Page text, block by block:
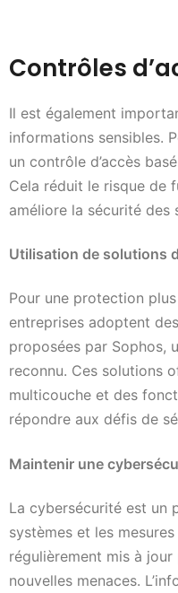
Contrôles
Il est également
informations sensibles.
un contrôle d’accès
Cela réduit le risque de
améliore la sécurité des
Utilisation de solutions
Pour une protection
entreprises adoptent
proposées par Sophos,
reconnu. Ces solutions
multicouche et des
répondre aux défis de
Maintenir une
La cybersécurité est un
systèmes et les
régulièrement mis à
nouvelles menaces.